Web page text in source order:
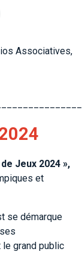
Associatives,
Jeux 2024 »,
et
se démarque
grand public